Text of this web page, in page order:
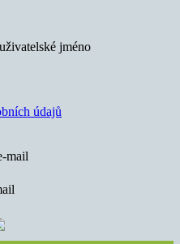
jméno
údajů
mail